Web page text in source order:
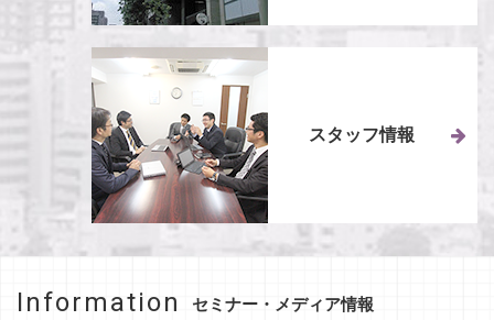
スタッフ情報
Information セミナー・メディア情報